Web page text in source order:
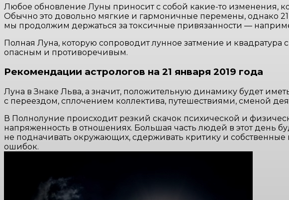
Любое обновление Луны приносит с собой какие-то изменения,
Обычно это довольно мягкие и гармоничные перемены, однако
мы продолжим держаться за токсичные привязанности —
Полная Луна, которую сопроводит лунное затмение и
опасным и противоречивым.
Рекомендации астрологов на 21 января 2019 года
Луна в Знаке Льва, а значит, положительную динамику будет
с переездом, сплочением коллектива, путешествиями, сменой
В Полнолуние происходит резкий скачок психической и
напряженность в отношениях. Большая часть людей в этот день
не подначивать окружающих, сдерживать критику и
ошибок.